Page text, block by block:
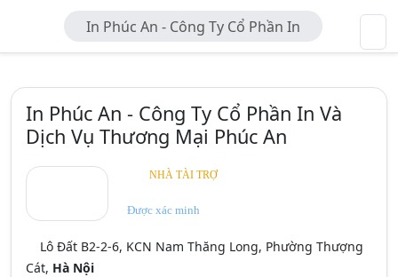
In Phúc An - Công Ty Cổ Phần In
Và Dịch Vụ Thương Mại Phúc An
In Phúc An - Công Ty Cổ Phần In Và
Dịch Vụ Thương Mại Phúc An
NHÀ TÀI TRỢ
Được xác minh
Lô Đất B2-2-6, KCN Nam Thăng Long, Phường Thượng
Cát, Hà Nội